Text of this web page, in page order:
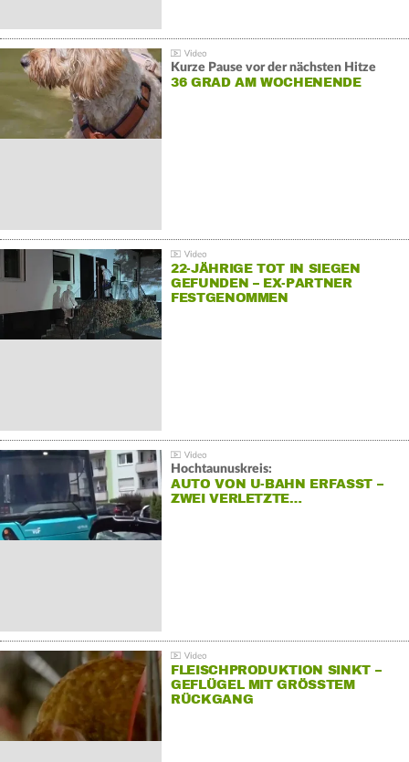
Kurze Pause vor der nächsten Hitze
36 GRAD AM WOCHENENDE
22-JÄHRIGE TOT IN SIEGEN
GEFUNDEN – EX-PARTNER
FESTGENOMMEN
Hochtaunuskreis:
AUTO VON U-BAHN ERFASST –
ZWEI VERLETZTE…
FLEISCHPRODUKTION SINKT –
GEFLÜGEL MIT GRÖSSTEM R
ÜCKGANG